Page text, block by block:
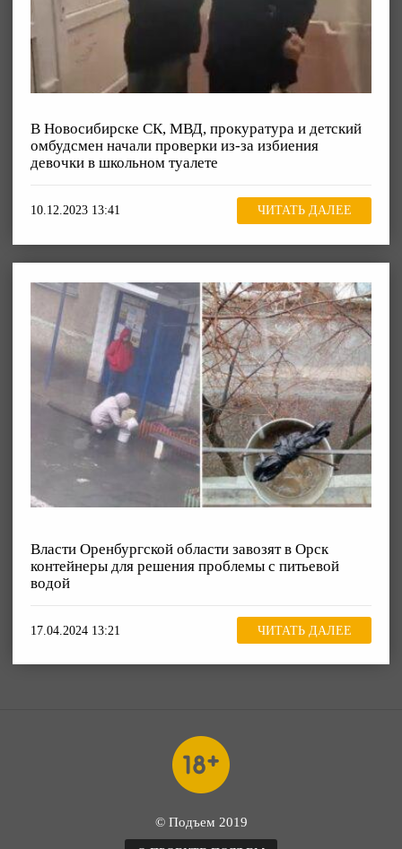
В Новосибирске СК, МВД, прокуратура и детский
омбудсмен начали проверки из-за избиения
девочки в школьном туалете
10.12.2023 13:41 ЧИТАТЬ ДАЛЕЕ
Власти Оренбургской области завозят в Орск
контейнеры для решения проблемы с питьевой
водой
17.04.2024 13:21 ЧИТАТЬ ДАЛЕЕ
© Подъем 2019